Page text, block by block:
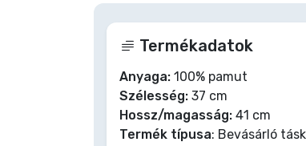
Termékadatok
Anyaga: 100% pamut
Szélesség: 37 cm
Hossz/magasság: 41 cm
Termék típusa: Bevásárló
Gamer cuccok
Sportos cuccok
Zenés cuccok